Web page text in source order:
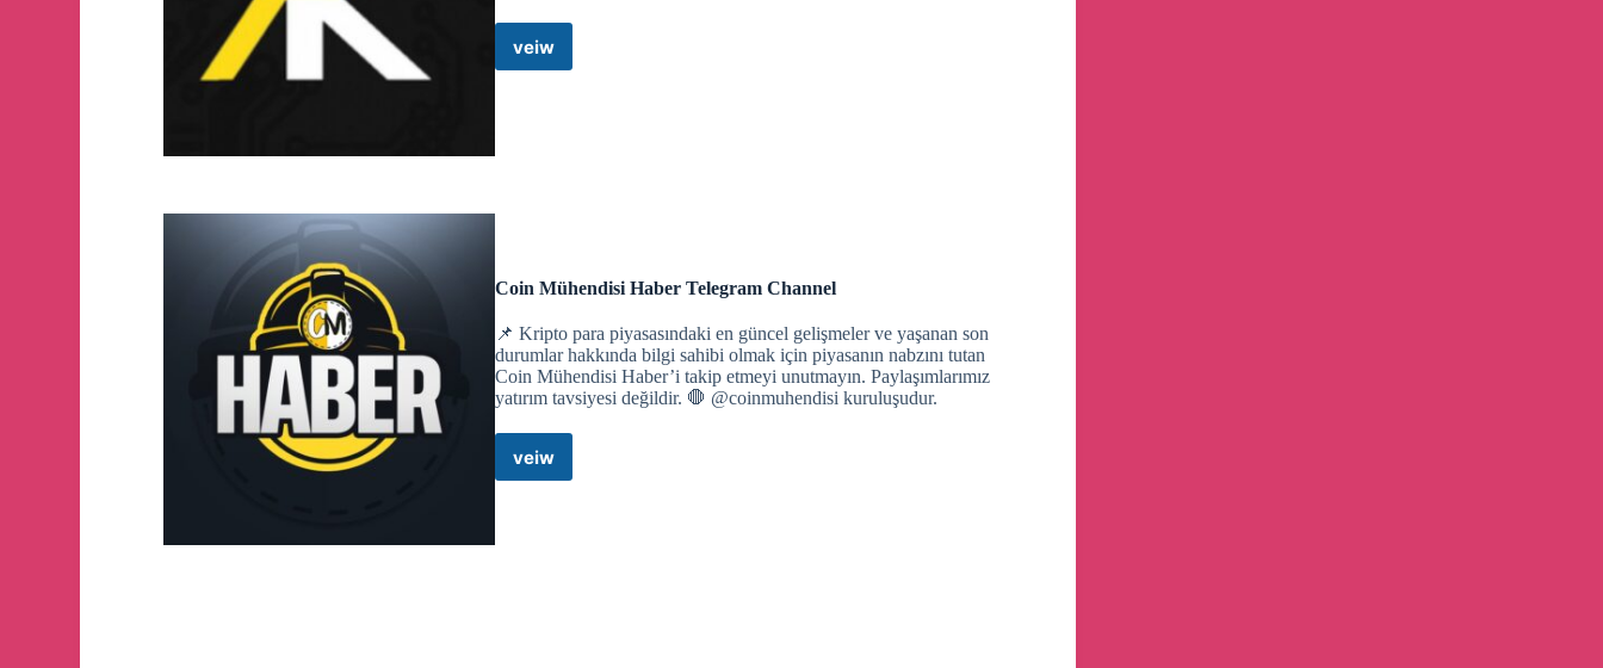
İran’ın verdiği izinle, Hürmüz Boğazı’ndan ilk gemi geçiş yaptı.
‣ İran Devlet Televizyonu’na göre, bölgedeki gerilim sonrası deniz trafiği kontrollü şekilde yeniden başlatılıyor.
🔔Beyaz Saray ekonomistleri, stablecoin ödüllerinin bankalara zarar vermeyeceğini söylüyor.
UBS, Sygnum ve PostFinance, İsviçre frangı stablecoin sandbox’una katıldı.
‣ Bankalar, CHF bazlı stablecoin kullanımını test ederek dijital varlık altyapısını geliştirmeyi hedefliyor.
‣ UBS, yaklaşık 100 milyar dolar piyasa değeri ve 5 trilyon dolar+ varlık yönetimiyle sektörün en büyük
oyuncularından biri.
Bitcoin, İran’ın ABD ile tüm doğrudan diplomatik iletişimi kesmesinin ardından 68.000 doların altına geriledi.
veiwKripto
Coin Mühendisi Haber Telegram Channel
📌 Kripto para piyasasındaki en güncel gelişmeler ve yaşanan son
durumlar hakkında bilgi sahibi olmak için piyasanın nabzını tutan
Coin Mühendisi Haber’i takip etmeyi unutmayın. Paylaşımlarımız
yatırım tavsiyesi değildir. 🛑 @coinmuhendisi kuruluşudur.
veiw
Coin